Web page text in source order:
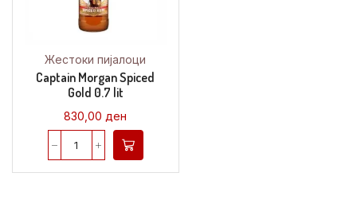
Жестоки пијалоци
Captain Morgan Spiced
Gold 0.7 lit
830,00 ден